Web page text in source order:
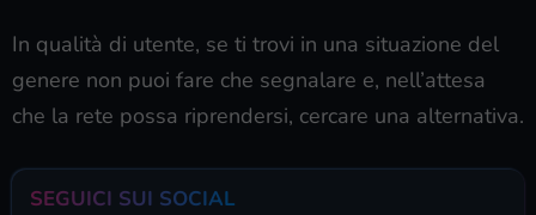
In qualità di utente, se ti trovi in una situazione del
genere non puoi fare che segnalare e, nell’attesa
che la rete possa riprendersi, cercare una alternativa.
SEGUICI SUI SOCIAL